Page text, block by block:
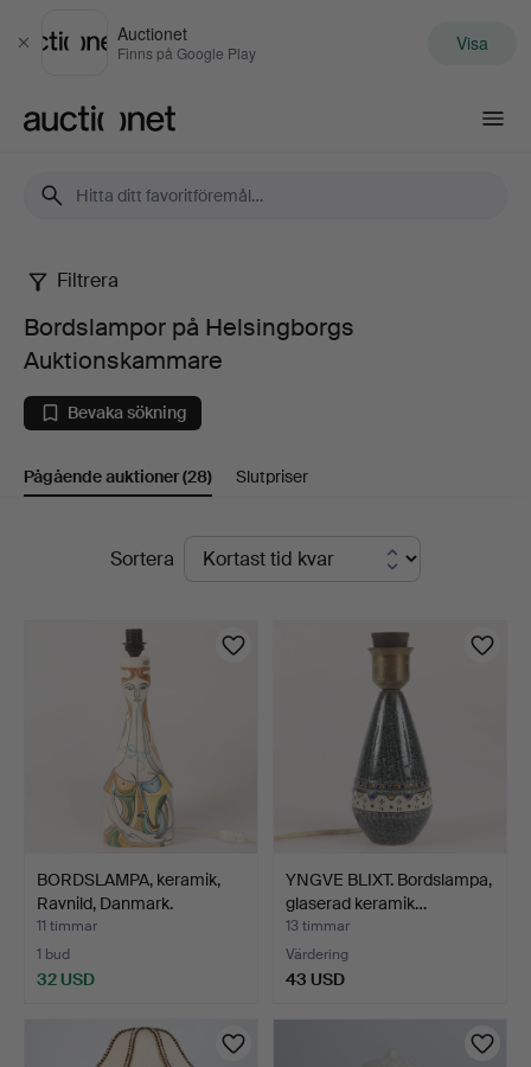
Stäng
Auctionet
Finns på Google Play Visa
Bordslampor
på
Helsingborgs
Auktionskammare
Filtrera
Bordslampor på Helsingborgs
Auktionskammare
Bevaka sökning
Pågående auktioner(28) Slutpriser
PågåendeSortera
BORDSLAMPA, keramik,
Ravnild, Danmark.
11 timmar
1 bud
32 USD
YNGVE BLIXT. Bordslampa,
glaserad keramik…
13 timmar
Värdering
43 USD